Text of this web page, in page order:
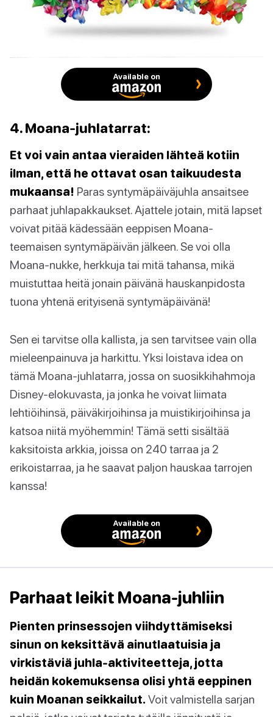
Available on
4. Moana-juhlatarrat:
Et voi vain antaa vieraiden lähteä kotiin
ilman, että he ottavat osan taikuudesta
mukaansa! Paras syntymäpäiväjuhla ansaitsee
parhaat juhlapakkaukset. Ajattele jotain, mitä lapset
voivat pitää kädessään eeppisen Moana-
teemaisen syntymäpäivän jälkeen. Se voi olla
Moana-nukke, herkkuja tai mitä tahansa, mikä
muistuttaa heitä jonain päivänä hauskanpidosta
tuona yhtenä erityisenä syntymäpäivänä!
Sen ei tarvitse olla kallista, ja sen tarvitsee vain olla
mieleenpainuva ja harkittu. Yksi loistava idea on
tämä Moana-juhlatarra, jossa on suosikkihahmoja
Disney-elokuvasta, ja jonka he voivat liimata
lehtiöihinsä, päiväkirjoihinsa ja muistikirjoihinsa ja
katsoa niitä myöhemmin! Tämä setti sisältää
kaksitoista arkkia, joissa on 240 tarraa ja 2
erikoistarraa, ja he saavat paljon hauskaa tarrojen
kanssa!
Available on
Parhaat leikit Moana-juhliin
Pienten prinsessojen viihdyttämiseksi
sinun on keksittävä ainutlaatuisia ja
virkistäviä juhla-aktiviteetteja, jotta
heidän kokemuksensa olisi yhtä eeppinen
kuin Moanan seikkailut. Voit valmistella sarjan